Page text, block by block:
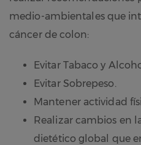
medio-ambientales que
cáncer de colon:
Evitar Tabaco y
Evitar Sobrepeso.
Mantener actividad
Realizar cambios en
dietético global que